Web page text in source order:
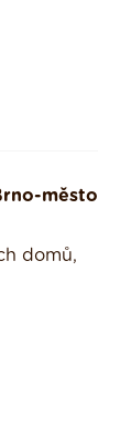
město
domů,